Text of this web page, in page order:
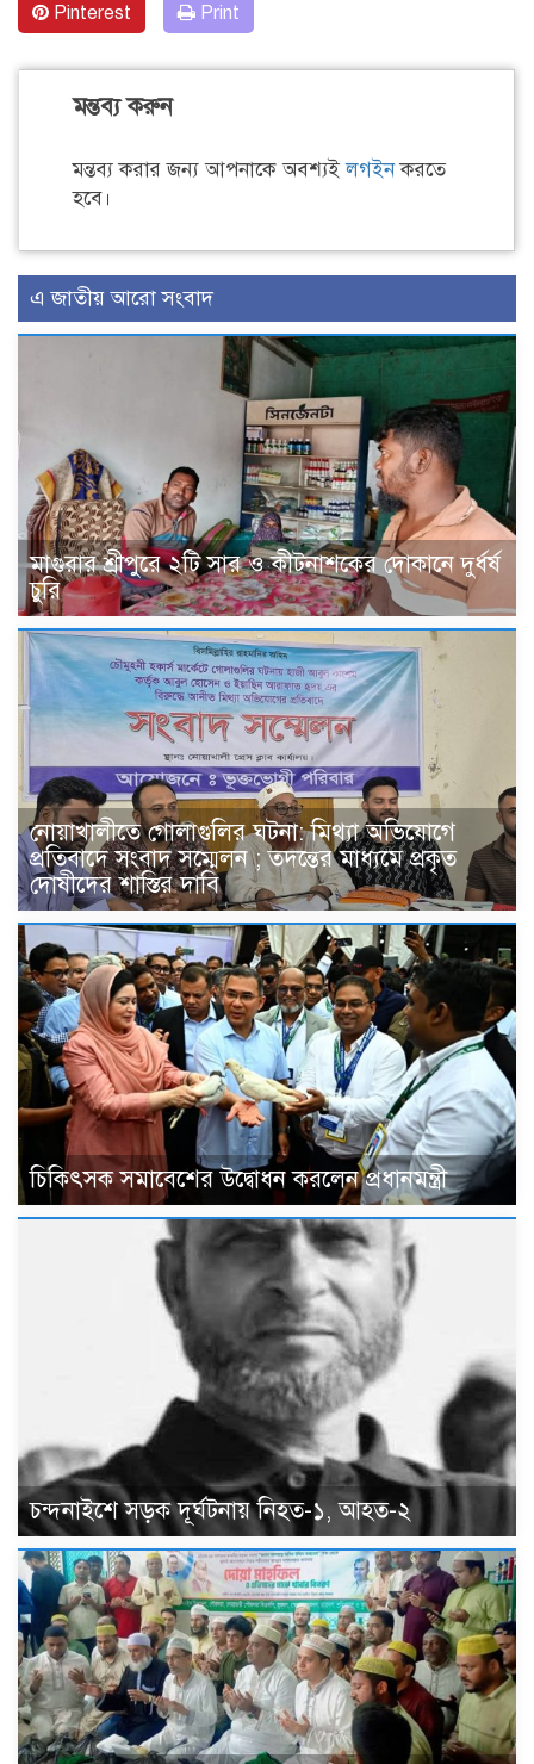
Pinterest Print
মন্তব্য করুন
মন্তব্য করার জন্য আপনাকে অবশ্যইলগইনকরতে
হবে।
এ জাতীয় আরো সংবাদ
মাগুরার শ্রীপুরে ২টি সার ও কীটনাশকের দোকানে দুর্ধর্ষ
চুরি
নোয়াখালীতে গোলাগুলির ঘটনা: মিথ্যা অভিযোগে
প্রতিবাদে সংবাদ সম্মেলন ; তদন্তের মাধ্যমে প্রকৃত
দোষীদের শাস্তির দাবি
চিকিৎসক সমাবেশের উদ্বোধন করলেন প্রধানমন্ত্রী
চন্দনাইশে সড়ক দূর্ঘটনায় নিহত-১, আহত-২